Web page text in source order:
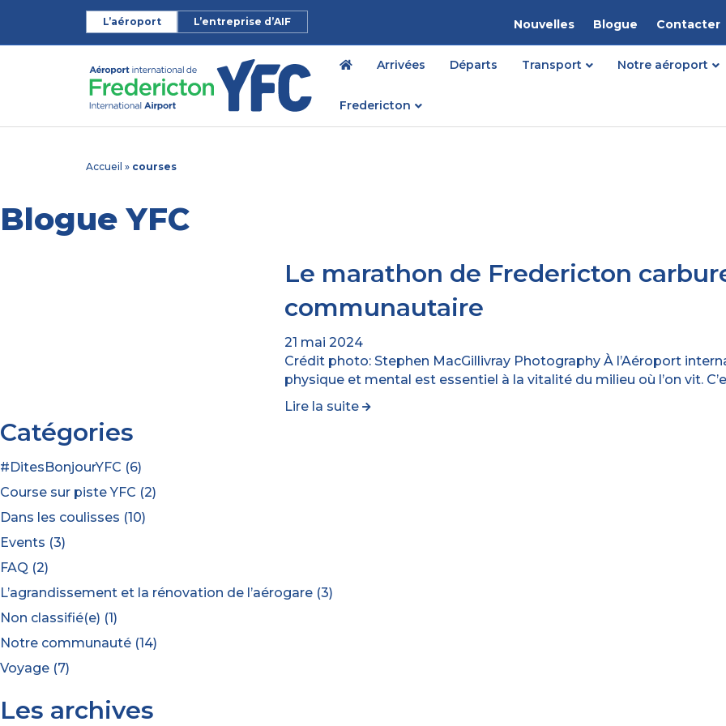
L’aéroport L’entreprise d’AIF Nouvelles Blogue Contacter
Arrivées Départs Transport Notre aéroport
Fredericton
Accueil » courses
Blogue YFC
Le marathon de Fredericton
communautaire
21 mai 2024
Crédit photo: Stephen MacGillivray Photography À l’Aéroport
physique et mental est essentiel à la vitalité du milieu où l’on vit.
Lire la suite
Catégories
#DitesBonjourYFC (6)
Course sur piste YFC (2)
Dans les coulisses (10)
Events (3)
FAQ (2)
L’agrandissement et la rénovation de l’aérogare (3)
Non classifié(e) (1)
Notre communauté (14)
Voyage (7)
Les archives